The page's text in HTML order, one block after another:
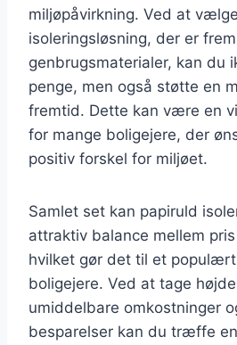
miljøpåvirkning. Ved at
isoleringsløsning, der er
genbrugsmaterialer, kan du
penge, men også støtte en
fremtid. Dette kan være en
for mange boligejere, der
positiv forskel for miljøet.
Samlet set kan papiruld
attraktiv balance mellem
hvilket gør det til et
boligejere. Ved at tage
umiddelbare omkostninger
besparelser kan du træffe